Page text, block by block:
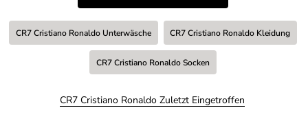
CR7 Cristiano Ronaldo Unterwäsche CR7 Cristiano Ronaldo Kleidung
CR7 Cristiano Ronaldo Socken
CR7 Cristiano Ronaldo Zuletzt Eingetroffen